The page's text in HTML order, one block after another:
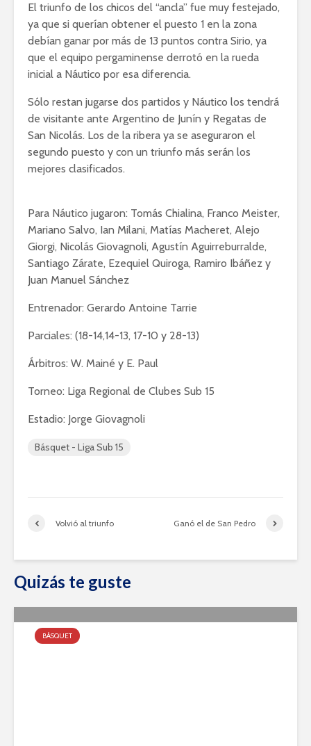
El triunfo de los chicos del “ancla” fue muy festejado,
ya que si querían obtener el puesto 1 en la zona
debían ganar por más de 13 puntos contra Sirio, ya
que el equipo pergaminense derrotó en la rueda
inicial a Náutico por esa diferencia.
Sólo restan jugarse dos partidos y Náutico los tendrá
de visitante ante Argentino de Junín y Regatas de
San Nicolás. Los de la ribera ya se aseguraron el
segundo puesto y con un triunfo más serán los
mejores clasificados.
Para Náutico jugaron: Tomás Chialina, Franco Meister,
Mariano Salvo, Ian Milani, Matías Macheret, Alejo
Giorgi, Nicolás Giovagnoli, Agustín Aguirreburralde,
Santiago Zárate, Ezequiel Quiroga, Ramiro Ibáñez y
Juan Manuel Sánchez
Entrenador: Gerardo Antoine Tarrie
Parciales: (18-14,14-13, 17-10 y 28-13)
Árbitros: W. Mainé y E. Paul
Torneo: Liga Regional de Clubes Sub 15
Estadio: Jorge Giovagnoli
Básquet - Liga Sub 15
Volvió al triunfo Ganó el de San Pedro
Quizás te guste
BÁSQUET